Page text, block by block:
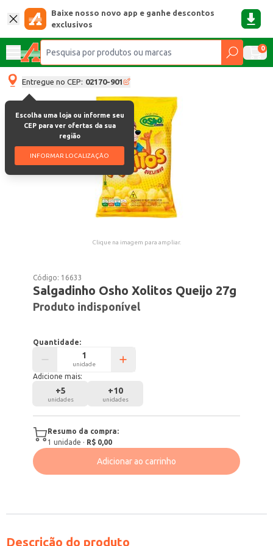
Baixe nosso novo app e ganhe descontos
exclusivos
0
Entregue no CEP: 02170-901
Escolha uma loja ou informe seu
CEP para ver ofertas da sua
região
INFORMAR LOCALIZAÇÃO
Clique na imagem para ampliar.
Código: 16633
Salgadinho Osho Xolitos Queijo 27g
Produto indisponível
Quantidade:
unidade
Adicione mais:
+5
unidades
+10
unidades
Resumo da compra:
1 unidade · R$ 0,00
Adicionar ao carrinho
Descrição do produto